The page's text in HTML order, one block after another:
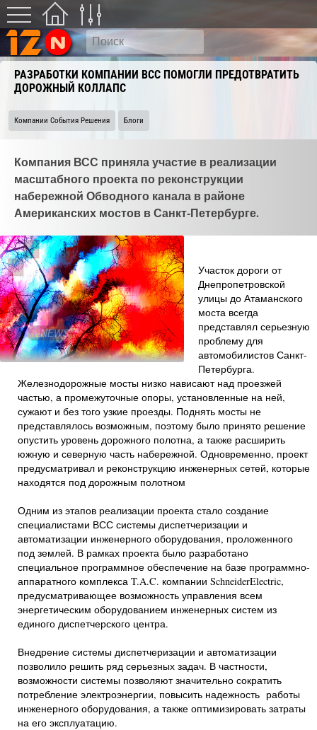
РАЗРАБОТКИ КОМПАНИИ BCC ПОМОГЛИ ПРЕДОТВРАТИТЬ
ДОРОЖНЫЙ КОЛЛАПС
Компании События Решения Блоги
Компания ВСС приняла участие в реализации
масштабного проекта по реконструкции
набережной Обводного канала в районе
Американских мостов в Санкт-Петербурге.
Участок дороги от
Днепропетровской
улицы до Атаманского
моста всегда
представлял серьезную
проблему для
автомобилистов Санкт-
Петербурга.
Железнодорожные мосты низко нависают над проезжей
частью, а промежуточные опоры, установленные на ней,
сужают и без того узкие проезды. Поднять мосты не
представлялось возможным, поэтому было принято решение
опустить уровень дорожного полотна, а также расширить
южную и северную часть набережной. Одновременно, проект
предусматривал и реконструкцию инженерных сетей, которые
находятся под дорожным полотном
Одним из этапов реализации проекта стало создание
специалистами ВСС системы диспетчеризации и
автоматизации инженерного оборудования, проложенного
под землей. В рамках проекта было разработано
специальное программное обеспечение на базе программно-
аппаратного комплекса T.A.C. компании SchneiderElectric,
предусматривающее возможность управления всем
энергетическим оборудованием инженерных систем из
единого диспетчерского центра.
Внедрение системы диспетчеризации и автоматизации
позволило решить ряд серьезных задач. В частности,
возможности системы позволяют значительно сократить
потребление электроэнергии, повысить надежность работы
инженерного оборудования, а также оптимизировать затраты
на его эксплуатацию.